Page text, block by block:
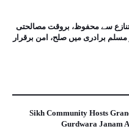
سے محفوظ، بروقت مصالحتی
برادری میں صلح، امن برقرار
Sikh Community Hosts
Gurdwara Janam